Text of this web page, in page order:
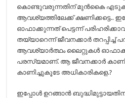
കൊണ്ടുവരുന്നതിന് മുൻകൈ
ആവശ്യത്തിലേക്ക് ക്ഷണിക്കട്ടെ..
ഓഫാക്കുന്നത് പെട്ടന്ന്
തയ്യാറെന്ന് ജീവനക്കാർ
ആവശ്യാർത്ഥം ലൈറ്റുകൾ
പരസ്യമാണ്. ആ ജീവനക്കാർ
കാണിച്ചുകൂടേ അധികാരികളെ.?
ഇപ്പോൾ ഉറങ്ങാൻ